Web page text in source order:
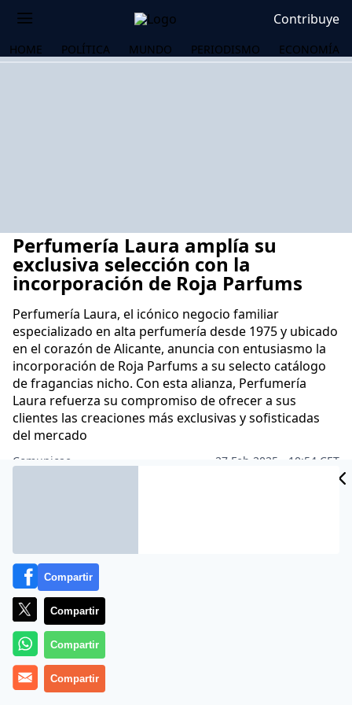
Contribuye
HOME POLÍTICA MUNDO PERIODISMO ECONOMÍA
Perfumería Laura amplía su
exclusiva selección con la
incorporación de Roja Parfums
Perfumería Laura, el icónico negocio familiar
especializado en alta perfumería desde 1975 y ubicado
en el corazón de Alicante, anuncia con entusiasmo la
incorporación de Roja Parfums a su selecto catálogo
de fragancias nicho. Con esta alianza, Perfumería
Laura refuerza su compromiso de ofrecer a sus
clientes las creaciones más exclusivas y sofisticadas
del mercado
Comunicae
27 Feb 2025 - 10:54 CET
Compartir
Compartir
Compartir
Compartir